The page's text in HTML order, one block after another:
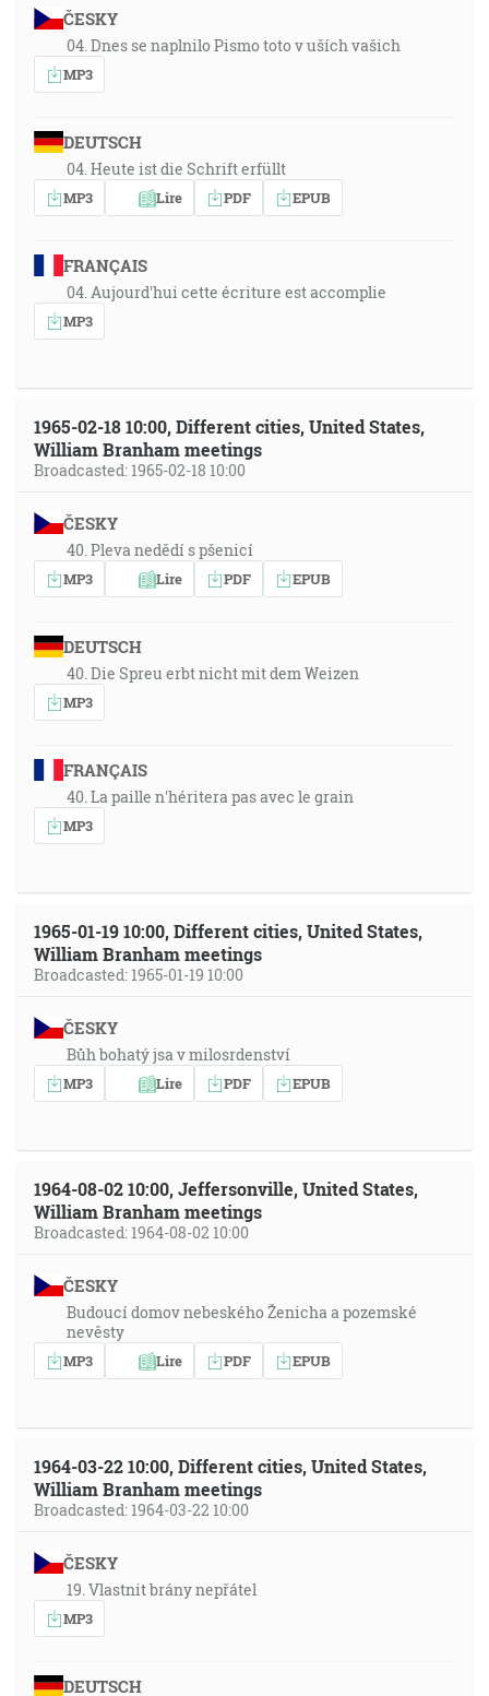
ČESKY
04. Dnes se naplnilo Pismo toto v uších vašich
MP3
DEUTSCH
04. Heute ist die Schrift erfüllt
MP3 Lire PDF EPUB
FRANÇAIS
04. Aujourd'hui cette écriture est accomplie
MP3
1965-02-18 10:00, Different cities, United States,
William Branham meetings
Broadcasted: 1965-02-18 10:00
ČESKY
40. Pleva nedědí s pšenicí
MP3 Lire PDF EPUB
DEUTSCH
40. Die Spreu erbt nicht mit dem Weizen
MP3
FRANÇAIS
40. La paille n'héritera pas avec le grain
MP3
1965-01-19 10:00, Different cities, United States,
William Branham meetings
Broadcasted: 1965-01-19 10:00
ČESKY
Bůh bohatý jsa v milosrdenství
MP3 Lire PDF EPUB
1964-08-02 10:00, Jeffersonville, United States,
William Branham meetings
Broadcasted: 1964-08-02 10:00
ČESKY
Budoucí domov nebeského Ženicha a pozemské
nevěsty
MP3 Lire PDF EPUB
1964-03-22 10:00, Different cities, United States,
William Branham meetings
Broadcasted: 1964-03-22 10:00
ČESKY
19. Vlastnit brány nepřátel
MP3
DEUTSCH